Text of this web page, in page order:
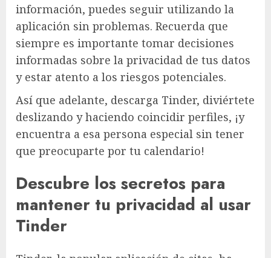
información, puedes seguir utilizando la
aplicación sin problemas. Recuerda que
siempre es importante tomar decisiones
informadas sobre la privacidad de tus datos
y estar atento a los riesgos potenciales.
Así que adelante, descarga Tinder, diviértete
deslizando y haciendo coincidir perfiles, ¡y
encuentra a esa persona especial sin tener
que preocuparte por tu calendario!
Descubre los secretos para
mantener tu privacidad al usar
Tinder